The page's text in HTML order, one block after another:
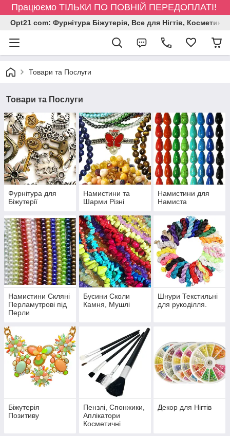
Працюємо ТІЛЬКИ ПО ПОВНІЙ ПЕРЕДОПЛАТІ!
Opt21 com: Фурнітура Біжутерія, Все для Нігтів, Косметика
Товари та Послуги
Товари та Послуги
Фурнітура для
Біжутерії
Намистини та
Шарми Різні
Намистини для
Намиста
Намистини Скляні
Перламутрові під
Перли
Бусини Сколи
Камня, Мушлі
Шнури Текстильні
для рукоділля.
Біжутерія
Позитиву
Пензлі, Спонжики,
Аплікатори
Косметичні
Декор для Нігтів